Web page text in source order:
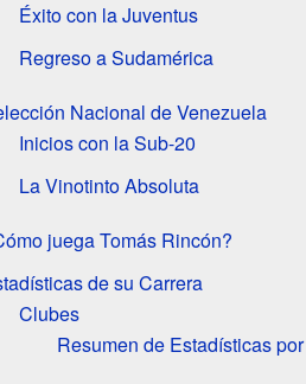
Éxito con la Juventus
Regreso a Sudamérica
Nacional de Venezuela
Inicios con la Sub-20
La Vinotinto Absoluta
juega Tomás Rincón?
de su Carrera
Clubes
Resumen de Estadísticas